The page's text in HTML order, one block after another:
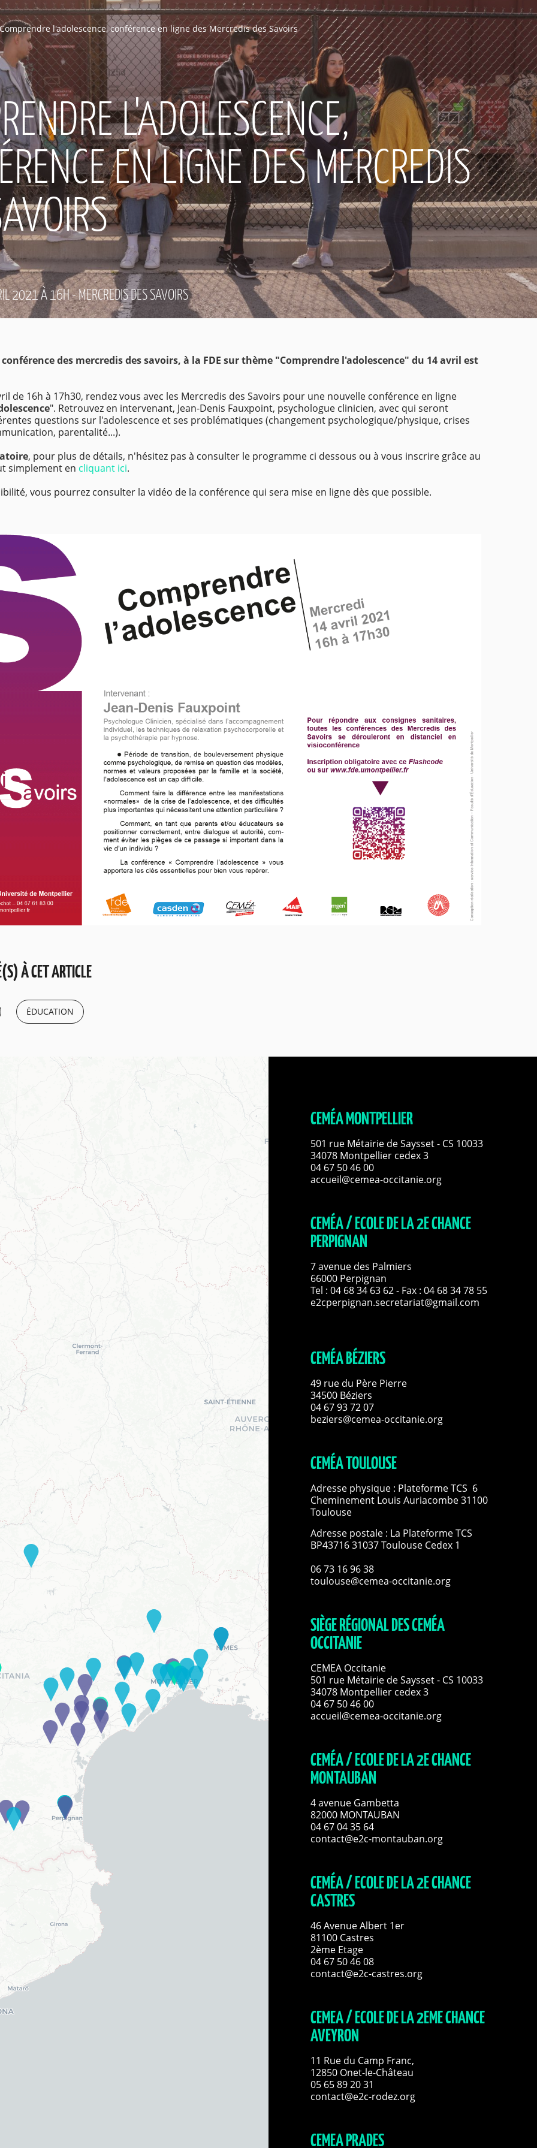
Comprendre l'adolescence, conférence en ligne des Mercredis des Savoirs
L'ADOLESCENCE,
EN LIGNE DES MERCREDIS
2021 À 16H - MERCREDIS DES SAVOIRS
des mercredis des savoirs, à la FDE sur thème "Comprendre l'adolescence" du 14 avril est
de 16h à 17h30, rendez vous avec les Mercredis des Savoirs pour une nouvelle conférence en ligne
". Retrouvez en intervenant, Jean-Denis Fauxpoint, psychologue clinicien, avec qui seront
questions sur l'adolescence et ses problématiques (changement psychologique/physique, crises
parentalité...).
, pour plus de détails, n'hésitez pas à consulter le programme ci dessous ou à vous inscrire grâce au
simplement en cliquant ici.
vous pourrez consulter la vidéo de la conférence qui sera mise en ligne dès que possible.
À CET ARTICLE
ÉDUCATION
CEMÉA MONTPELLIER
501 rue Métairie de Saysset - CS 10033
34078 Montpellier cedex 3
04 67 50 46 00
accueil@cemea-occitanie.org
CEMÉA / ECOLE DE LA 2E CHANCE
PERPIGNAN
7 avenue des Palmiers
66000 Perpignan
Tel : 04 68 34 63 62- Fax : 04 68 34 78 55
e2cperpignan.secretariat@gmail.com
CEMÉA BÉZIERS
49 rue du Père Pierre
34500 Béziers
04 67 93 72 07
beziers@cemea-occitanie.org
CEMÉA TOULOUSE
Adresse physique : Plateforme TCS 6
Cheminement Louis Auriacombe 31100
Toulouse
Adresse postale : La Plateforme TCS
BP43716 31037 Toulouse Cedex 1
06 73 16 96 38
toulouse@cemea-occitanie.org
SIÈGE RÉGIONAL DES CEMÉA
OCCITANIE
CEMEA Occitanie
501 rue Métairie de Saysset - CS 10033
34078 Montpellier cedex 3
04 67 50 46 00
accueil@cemea-occitanie.org
CEMÉA / ECOLE DE LA 2E CHANCE
MONTAUBAN
4 avenue Gambetta
82000 MONTAUBAN
04 67 04 35 64
contact@e2c-montauban.org
CEMÉA / ECOLE DE LA 2E CHANCE
CASTRES
46 Avenue Albert 1er
81100 Castres
2ème Etage
04 67 50 46 08
contact@e2c-castres.org
CEMEA / ECOLE DE LA 2EME CHANCE
AVEYRON
11 Rue du Camp Franc,
12850 Onet-le-Château
05 65 89 20 31
contact@e2c-rodez.org
CEMEA PRADES